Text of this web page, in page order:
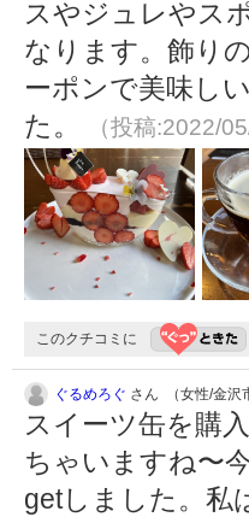
スやジュレやス
なります。飾り
ーポンで美味し
た。
（投稿:2022/
このクチコミに
ぐるめろぐ さん （女性/金沢
スイーツ缶を購
ちゃいますね〜
getしました。私